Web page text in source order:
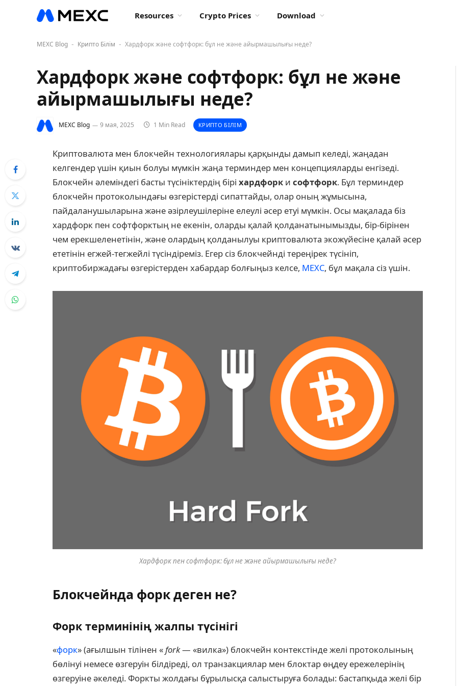
Resources Crypto Prices Download
MEXC Blog - Крипто Білім - Хардфорк және софтфорк: бұл не және айырмашылығы неде?
Хардфорк және софтфорк: бұл не және
айырмашылығы неде?
MEXC Blog 9 мая, 2025 1 Min Read КРИПТО БІЛІМ
Криптовалюта мен блокчейн технологиялары қарқынды дамып келеді, жаңадан
келгендер үшін қиын болуы мүмкін жаңа терминдер мен концепцияларды енгізеді.
Блокчейн әлеміндегі басты түсініктердің бірі хардфорк и софтфорк. Бұл терминдер
блокчейн протоколындағы өзгерістерді сипаттайды, олар оның жұмысына,
пайдаланушыларына және әзірлеушілеріне елеулі әсер етуі мүмкін. Осы мақалада біз
хардфорк пен софтфорктың не екенін, оларды қалай қолданатынымызды, бір-бірінен
чем ерекшеленетінін, және олардың қолданылуы криптовалюта экожүйесіне қалай әсер
ететінін егжей-тегжейлі түсіндіреміз. Егер сіз блокчейнді тереңірек түсініп,
криптобиржадағы өзгерістерден хабардар болғыңыз келсе, MEXC, бұл мақала сіз үшін.
Хардфорк пен софтфорк: бұл не және айырмашылығы неде?
Блокчейнда форк деген не?
Форк терминінің жалпы түсінігі
«форк» (ағылшын тілінен «fork— «вилка») блокчейн контекстінде желі протоколының
бөлінуі немесе өзгеруін білдіреді, ол транзакциялар мен блоктар өңдеу ережелерінің
өзгеруіне әкеледі. Форкты жолдағы бұрылысқа салыстыруға болады: бастапқыда желі бір